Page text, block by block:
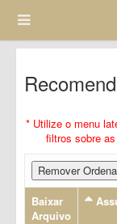
* Utilize o menu
filtros sobre
Remover
Baixar
Arquivo